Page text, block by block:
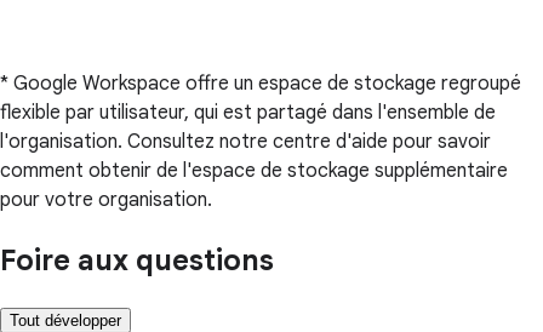
* Google Workspace offre un espace de stockage regroupé
flexible par utilisateur, qui est partagé dans l'ensemble de
l'organisation. Consultez notre centre d'aide pour savoir
comment obtenir de l'espace de stockage supplémentaire
pour votre organisation.
Foire aux questions
Tout développer